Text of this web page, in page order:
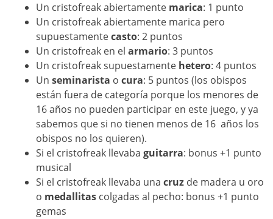
Un cristofreak abiertamente marica: 1 punto
Un cristofreak abiertamente marica pero
supuestamentecasto: 2 puntos
Un cristofreak en elarmario: 3 puntos
Un cristofreak supuestamente hetero: 4 puntos
Unseminarista ocura: 5 puntos (los obispos
están fuera de categoría porque los menores de
16 años no pueden participar en este juego, y ya
sabemos que si no tienen menos de 16 años los
obispos no los quieren).
Si el cristofreak llevabaguitarra: bonus +1 punto
musical
Si el cristofreak llevaba unacruz de madera u oro
o medallitas colgadas al pecho: bonus +1 punto
gemas